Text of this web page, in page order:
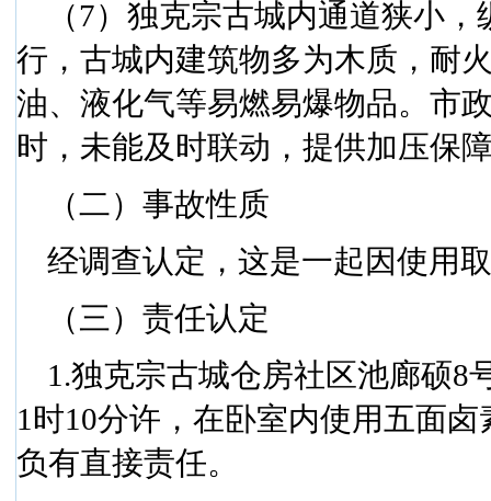
（7）独克宗古城内通道狭小
行，古城内建筑物多为木质，耐
油、液化气等易燃易爆物品。市
时，未能及时联动，提供加压保
（二）事故性质
经调查认定，这是一起因使用
（三）责任认定
1.独克宗古城仓房社区池廊硕8
1 时10分许，在卧室内使用五面
负有直接责任。